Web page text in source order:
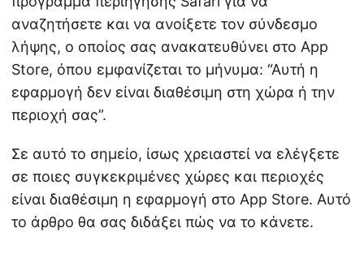
αναζητήσετε και να ανοίξετε τον σύνδεσμο
λήψης, ο οποίος σας ανακατευθύνει στο App
Store, όπου εμφανίζεται το μήνυμα: “Αυτή η
εφαρμογή δεν είναι διαθέσιμη στη χώρα ή την
περιοχή σας”.
Σε αυτό το σημείο, ίσως χρειαστεί να ελέγξετε
σε ποιες συγκεκριμένες χώρες και περιοχές
είναι διαθέσιμη η εφαρμογή στο App Store. Αυτό
το άρθρο θα σας διδάξει πώς να το κάνετε.